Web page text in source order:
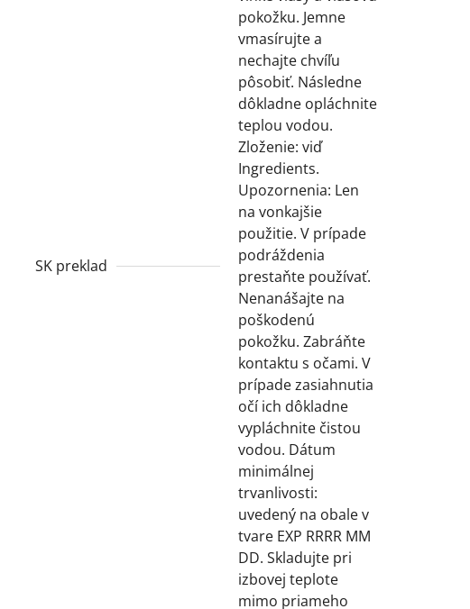
SK preklad
pokožku. Jemne
vmasírujte a
nechajte chvíľu
pôsobiť. Následne
dôkladne opláchnite
teplou vodou.
Zloženie: viď
Ingredients.
Upozornenia: Len
na vonkajšie
použitie. V prípade
podráždenia
prestaňte používať.
Nenanášajte na
poškodenú
pokožku. Zabráňte
kontaktu s očami. V
prípade zasiahnutia
očí ich dôkladne
vypláchnite čistou
vodou. Dátum
minimálnej
trvanlivosti:
uvedený na obale v
tvare EXP RRRR MM
DD. Skladujte pri
izbovej teplote
mimo priameho